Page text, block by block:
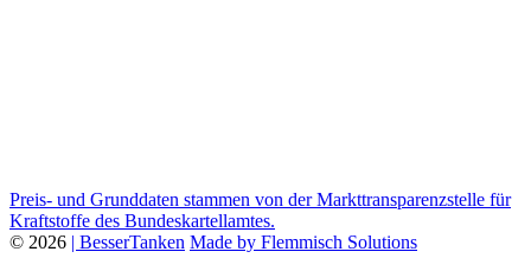
Preis- und Grunddaten stammen von der Markttransparenzstelle für
Kraftstoffe des Bundeskartellamtes.
© 2026 | BesserTanken Made by Flemmisch Solutions